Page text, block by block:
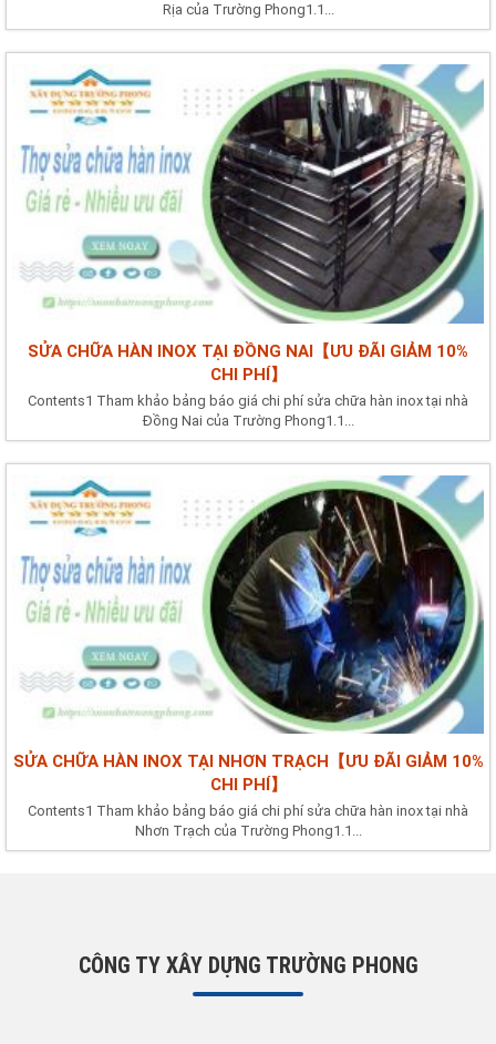
Rịa của Trường Phong1.1...
SỬA CHỮA HÀN INOX TẠI ĐỒNG NAI【ƯU ĐÃI GIẢM 10%
CHI PHÍ】
Contents1 Tham khảo bảng báo giá chi phí sửa chữa hàn inox tại nhà
Đồng Nai của Trường Phong1.1...
SỬA CHỮA HÀN INOX TẠI NHƠN TRẠCH【ƯU ĐÃI GIẢM 10%
CHI PHÍ】
Contents1 Tham khảo bảng báo giá chi phí sửa chữa hàn inox tại nhà
Nhơn Trạch của Trường Phong1.1...
CÔNG TY XÂY DỰNG TRƯỜNG PHONG